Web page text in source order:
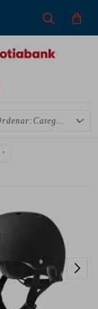
Categoría